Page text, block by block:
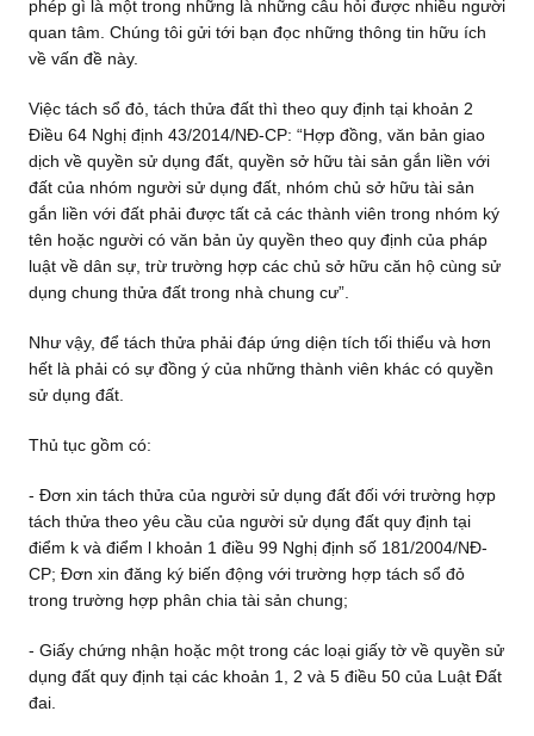
phép gì là một trong những là những câu hỏi được nhiều người
quan tâm. Chúng tôi gửi tới bạn đọc những thông tin hữu ích
về vấn đề này.
Việc tách sổ đỏ, tách thửa đất thì theo quy định tại khoản 2
Điều 64 Nghị định 43/2014/NĐ-CP: “Hợp đồng, văn bản giao
dịch về quyền sử dụng đất, quyền sở hữu tài sản gắn liền với
đất của nhóm người sử dụng đất, nhóm chủ sở hữu tài sản
gắn liền với đất phải được tất cả các thành viên trong nhóm ký
tên hoặc người có văn bản ủy quyền theo quy định của pháp
luật về dân sự, trừ trường hợp các chủ sở hữu căn hộ cùng sử
dụng chung thửa đất trong nhà chung cư”.
Như vậy, để tách thửa phải đáp ứng diện tích tối thiểu và hơn
hết là phải có sự đồng ý của những thành viên khác có quyền
sử dụng đất.
Thủ tục gồm có:
- Đơn xin tách thửa của người sử dụng đất đối với trường hợp
tách thửa theo yêu cầu của người sử dụng đất quy định tại
điểm k và điểm l khoản 1 điều 99 Nghị định số 181/2004/NĐ-
CP; Đơn xin đăng ký biến động với trường hợp tách sổ đỏ
trong trường hợp phân chia tài sản chung;
- Giấy chứng nhận hoặc một trong các loại giấy tờ về quyền sử
dụng đất quy định tại các khoản 1, 2 và 5 điều 50 của Luật Đất
đai.